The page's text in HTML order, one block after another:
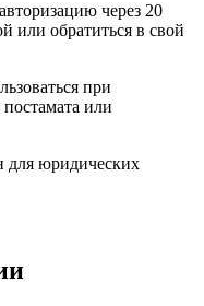
через 20
или обратиться в свой
при
или
для юридических